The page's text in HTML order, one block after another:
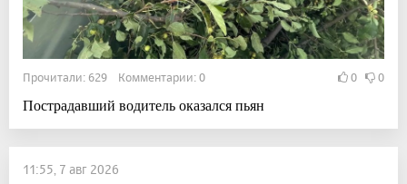
Прочитали: 629 Комментарии: 0 0 0
Пострадавший водитель оказался пьян
11:55, 7 авг 2026